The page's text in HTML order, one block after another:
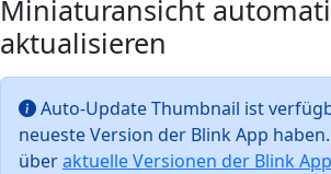
Miniaturansicht
aktualisieren
Auto-Update Thumbnail ist
neueste Version der Blink App
überaktuelle Versionen der Blink App